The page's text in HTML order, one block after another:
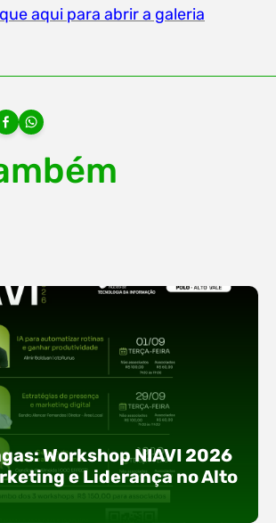
aqui para abrir a galeria
Workshop NIAVI 2026
e Liderança no Alto